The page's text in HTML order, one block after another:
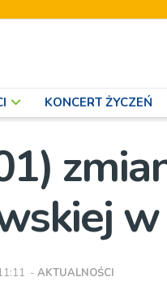
KONCERT ŻYCZEŃ
- AKTUALNOŚCI